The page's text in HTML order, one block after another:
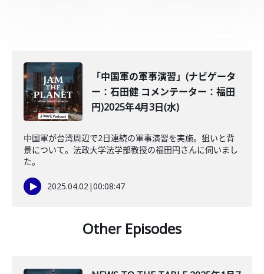
「中国軍の軍事演習」(ナビゲータ
ー：石田健 コメンテーター：福田
円)2025年4月3日(水)
中国軍が台湾周辺で2日連続の軍事演習を実施。狙いと背
景について。法政大学法学部教授の福田円さんに伺いまし
た。
2025.04.02|00:08:47
Other Episodes